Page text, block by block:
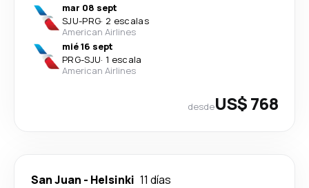
mar 08 sept
SJU-PRG· 2 escalas
American Airlines
mié 16 sept
PRG-SJU· 1 escala
American Airlines
desdeUS$ 768
San Juan - Helsinki 11 días